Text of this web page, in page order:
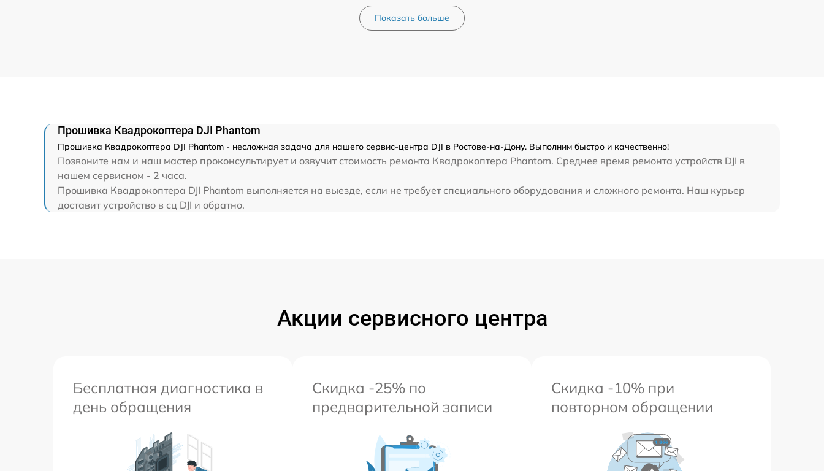
Показать больше
Прошивка Квадрокоптера DJI Phantom
Прошивка Квадрокоптера DJI Phantom - несложная задача для нашего сервис-центра DJI в Ростове-на-Дону. Выполним быстро и качественно!
Позвоните нам и наш мастер проконсультирует и озвучит стоимость ремонта Квадрокоптера Phantom. Среднее время ремонта устройств DJI в
нашем сервисном - 2 часа.
Прошивка Квадрокоптера DJI Phantom выполняется на выезде, если не требует специального оборудования и сложного ремонта. Наш курьер
доставит устройство в сц DJI и обратно.
Акции сервисного центра
Бесплатная диагностика в
день обращения
Скидка -25% по
предварительной записи
Скидка -10% при
повторном обращении